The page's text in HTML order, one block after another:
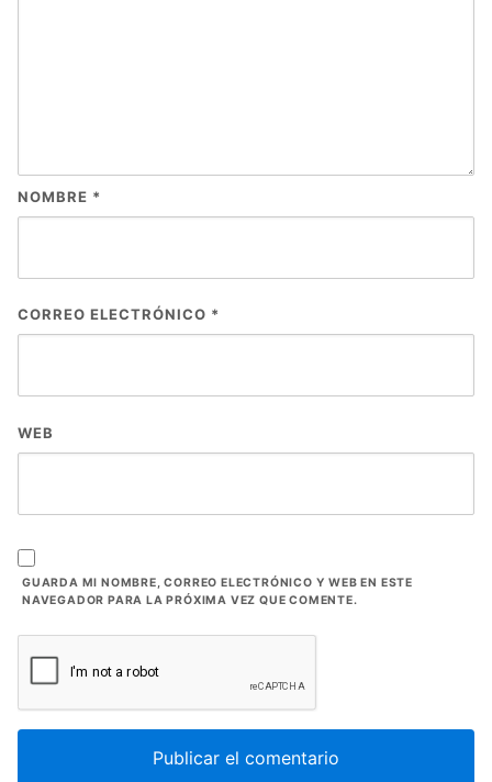
NOMBRE *
CORREO ELECTRÓNICO *
WEB
GUARDA MI NOMBRE, CORREO ELECTRÓNICO Y WEB EN ESTE
NAVEGADOR PARA LA PRÓXIMA VEZ QUE COMENTE.